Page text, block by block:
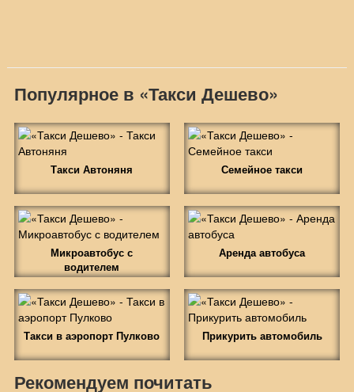
Популярное в «Такси Дешево»
Такси Автоняня Семейное такси
Микроавтобус с
водителем
Аренда автобуса
Такси в аэропорт Пулково Прикурить автомобиль
Рекомендуем почитать